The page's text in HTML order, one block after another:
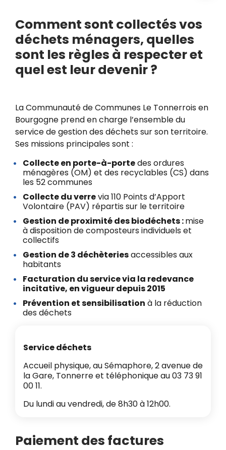
Comment sont collectés vos
déchets ménagers, quelles
sont les règles à respecter et
quel est leur devenir ?
La Communauté de Communes Le Tonnerrois en
Bourgogne prend en charge l’ensemble du
service de gestion des déchets sur son territoire.
Ses missions principales sont :
Collecte en porte-à-portedes ordures
ménagères (OM) et des recyclables (CS) dans
les 52 communes
Collecte du verrevia 110 Points d’Apport
Volontaire (PAV) répartis sur le territoire
Gestion de proximité des biodéchets :mise
à disposition de composteurs individuels et
collectifs
Gestion de 3 déchèteriesaccessibles aux
habitants
Facturation du service via la redevance
incitative, en vigueur depuis 2015
Prévention et sensibilisation à la réduction
des déchets
Service déchets
Accueil physique, au Sémaphore, 2 avenue de
la Gare, Tonnerre et téléphonique au 03 73 91
00 11.
Du lundi au vendredi, de 8h30 à 12h00.
Paiement des factures